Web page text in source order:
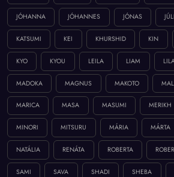
JÓHANNA JÓHANNES JÓNAS
KATSUMI KEI KHURSHID KIN
KYO KYOU LEILA LIAM
MADOKA MAGNUS MAKOTO
MARICA MASA MASUMI MERIKH
MINORI MITSURU MÁRIA MÁRTA
NATÁLIA RENÁTA ROBERTA
SAMI SAVA SHADI SHEBA